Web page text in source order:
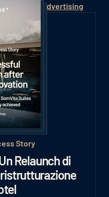
Social Media Advertising
Story
Relaunch di